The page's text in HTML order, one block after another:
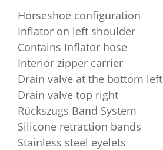
Horseshoe configuration
Inflator on left shoulder
Contains Inflator hose
Interior zipper carrier
Drain valve at the bottom left
Drain valve top right
Rückszugs Band System
Silicone retraction bands
Stainless steel eyelets